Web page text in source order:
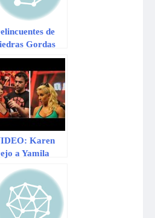
de
Gordas
Karen
a Yamila
tratar
mi novio como
alfombra”